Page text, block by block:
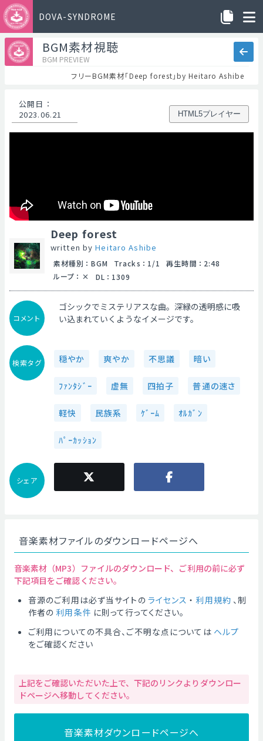
DOVA-SYNDROME
BGM素材視聴
BGM PREVIEW
フリーBGM素材「Deep forest」by Heitaro Ashibe
公開日 ：
2023.06.21
HTML5プレイヤー
Deep forest
written byHeitaro Ashibe
素材種別 ： BGM Tracks ： 1/1 再生時間 ： 2:48
ループ ： DL ： 1309
コメント
ゴシックでミステリアスな曲。深緑の透明感に吸
い込まれていくようなイメージです。
検索タグ 穏やか 爽やか 不思議 暗い
ﾌｧﾝﾀｼﾞｰ 虚無 四拍子 普通の速さ
軽快 民族系 ｹﾞｰﾑ ｵﾙｶﾞﾝ
ﾊﾟｰｶｯｼｮﾝ
シェア
音楽素材ファイルのダウンロードページへ
音楽素材（MP3）ファイルのダウンロード、ご利用の前に必ず
下記項目をご確認ください。
音源のご利用は必ず当サイトの ライセンス ・ 利用規約 、制
作者の 利用条件 に則って行ってください。
ご利用についての不具合、ご不明な点については ヘルプ
をご確認ください
上記をご確認いただいた上で、下記のリンクよりダウンロー
ドページへ移動してください。
音楽素材ダウンロードページへ